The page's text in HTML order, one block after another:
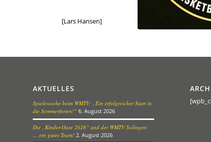
[Lars Hansen]
AKTUELLES
Spielewoche beim WMTV: „Ein erfolgreicher Start in
die Sommerferien!“ 6. August 2026
Die „Kinder-Oase 2026“ und der WMTV Solingen:
… ein gutes Team! 2. August 2026